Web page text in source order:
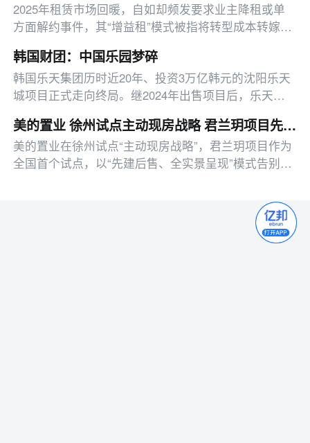
2025年租赁市场回暖，自如却频发要求业主降租或单
方面解约事件，其“增益租”模式被指将转型成本转嫁给
率与用户信任挑战，在合规风险与激烈竞争下，自如的
“单赢”格局能否持续存疑。
韩国财团：中国乐园梦碎
韩国乐天集团历时近20年、投资3万亿韩元的沈阳乐天
城项目正式走向终局。继2024年出售项目后，乐天酒
的债务与股权清理，以彻底退出这一因萨德事件而长期
停滞的“历史包袱”。
美的置业 徐州试点主动现房战略 君兰玥项目先建后售
美的置业在徐州试点“主动现房战略”，君兰玥项目作为
全国首个试点，以“先建后售、全实景呈现”模式告别传